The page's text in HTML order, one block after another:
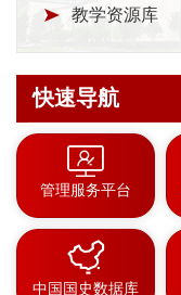
教学资源库
快速导航
管理服务平台
中国国史数据库